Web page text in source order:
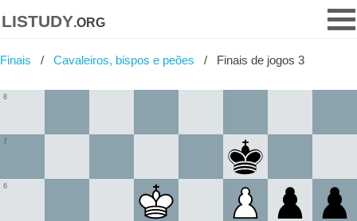
listudy.org
Finais Cavaleiros, bispos e peões Finais de jogos 3
6
7
8